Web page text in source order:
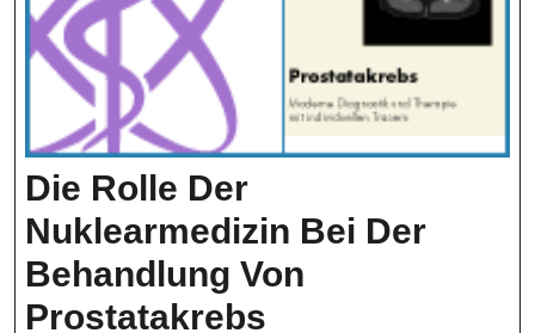
Die Rolle Der
Nuklearmedizin Bei Der
Behandlung Von
Prostatakrebs